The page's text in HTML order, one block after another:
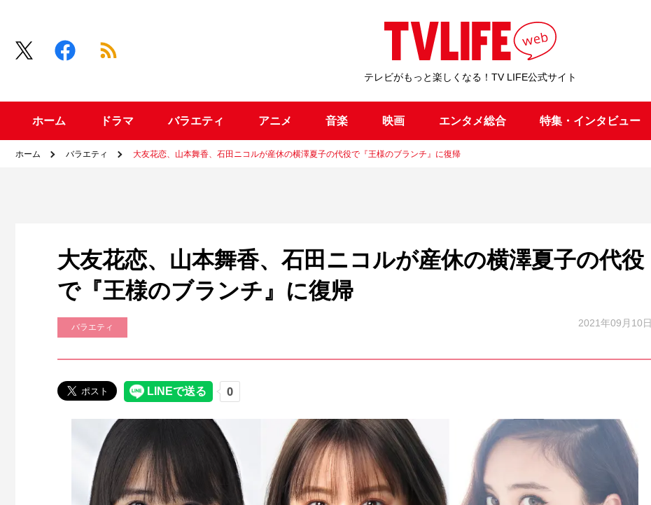
テレビがもっと楽しくなる！TV LIFE公式サイト
ホーム ドラマ バラエティ アニメ 音楽 映画 エンタメ総合 特集・インタビュー
ホーム バラエティ 大友花恋、山本舞香、石田ニコルが産休の横澤夏子の代役で『王様のブランチ』に復帰
大友花恋、山本舞香、石田ニコルが産休の横澤夏子の代役
で『王様のブランチ』に復帰
バラエティ 2021年09月10日